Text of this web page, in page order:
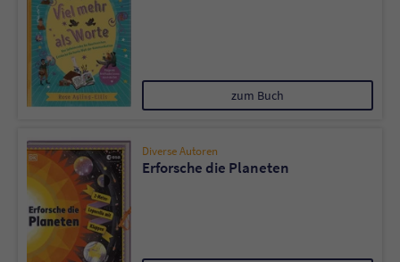
zum Buch
Diverse Autoren
Erforsche die Planeten